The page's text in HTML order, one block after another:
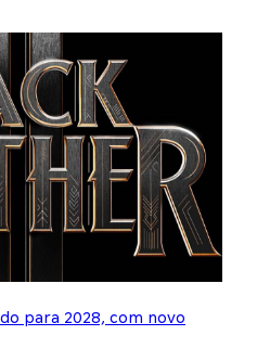
para 2028, com novo